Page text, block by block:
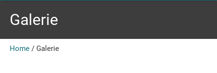
Galerie
Home / Galerie